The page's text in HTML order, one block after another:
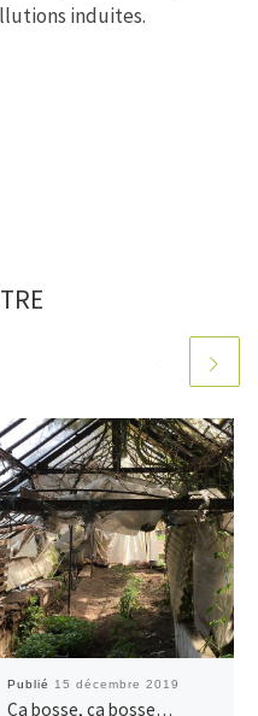
induites.
Publié 15 décembre 2019
Ca bosse, ça bosse…